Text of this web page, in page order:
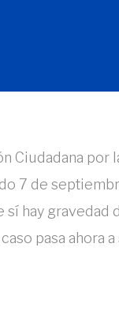
Ciudadana por
7 de
sí hay
pasa ahora